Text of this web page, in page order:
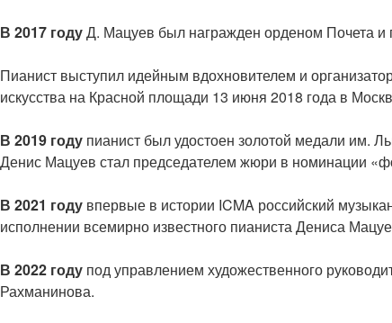
В 2017 годуД. Мацуев был награжден орденом Почета
Пианист выступил идейным вдохновителем и
искусства на Красной площади 13 июня 2018 года в
В 2019 году пианист был удостоен золотой медали им.
Денис Мацуев стал председателем жюри в номинации
В 2021 году впервые в истории ICMA российский
исполнении всемирно известного пианиста Дениса
В 2022 году под управлением художественного
Рахманинова.